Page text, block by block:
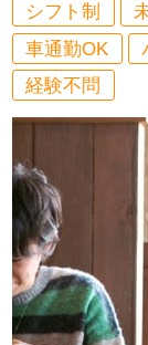
シフト制
車通勤OK
経験不問